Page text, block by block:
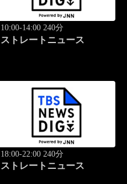
10:00-14:00 240分
ストレートニュース
18:00-22:00 240分
ストレートニュース